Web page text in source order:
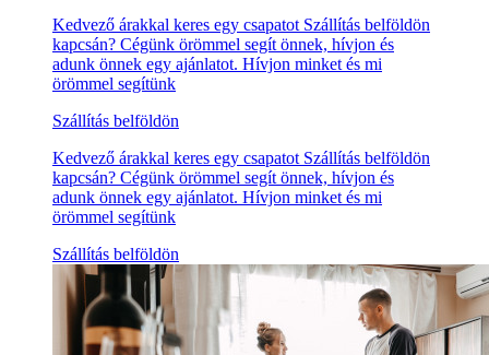
Kedvező árakkal keres egy csapatot Szállítás belföldön
kapcsán? Cégünk örömmel segít önnek, hívjon és
adunk önnek egy ajánlatot. Hívjon minket és mi
örömmel segítünk
Szállítás belföldön
Kedvező árakkal keres egy csapatot Szállítás belföldön
kapcsán? Cégünk örömmel segít önnek, hívjon és
adunk önnek egy ajánlatot. Hívjon minket és mi
örömmel segítünk
Szállítás belföldön